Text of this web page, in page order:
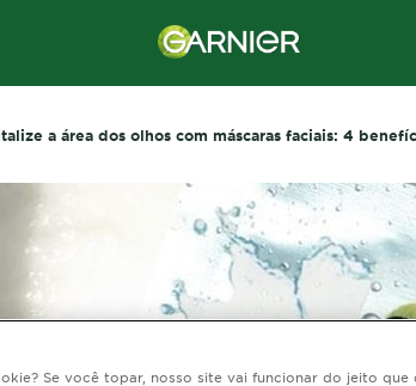
a área dos olhos com máscaras faciais: 4
Se você topar, nosso site vai funcionar do jeito que